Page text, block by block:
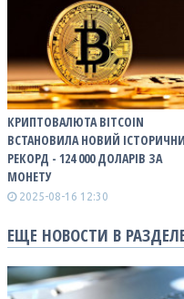
КРИПТОВАЛЮТА BITCOIN
ВСТАНОВИЛА НОВИЙ
РЕКОРД - 124 000 ДОЛАРІВ ЗА
МОНЕТУ
2025-08-16 12:30
ЕЩЕ НОВОСТИ В